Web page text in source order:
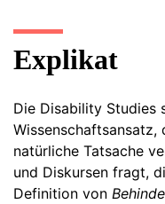
Explikat
Die Disability Studies
Wissenschaftsansatz,
natürliche Tatsache
und Diskursen fragt,
Definition von